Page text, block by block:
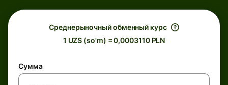
Среднерыночный обменный курс
1 UZS (so'm) = 0,0003110 PLN
Сумма